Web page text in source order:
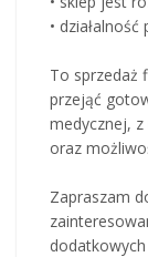
•
To sprzedaż
przejąć
medycznej,
oraz
Zapraszam